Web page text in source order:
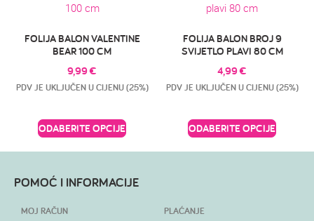
FOLIJA BALON VALENTINE
BEAR 100 CM
9,99€
PDV JE UKLJUČEN U CIJENU (25%)
ODABERITE OPCIJE
FOLIJA BALON BROJ 9
SVIJETLO PLAVI 80 CM
4,99€
PDV JE UKLJUČEN U CIJENU (25%)
ODABERITE OPCIJE
POMOĆ I INFORMACIJE
MOJ RAČUN
PLAĆANJE